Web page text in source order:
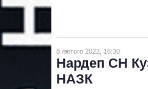
8 лютого 2022, 16:30
Нардеп СН
НАЗК